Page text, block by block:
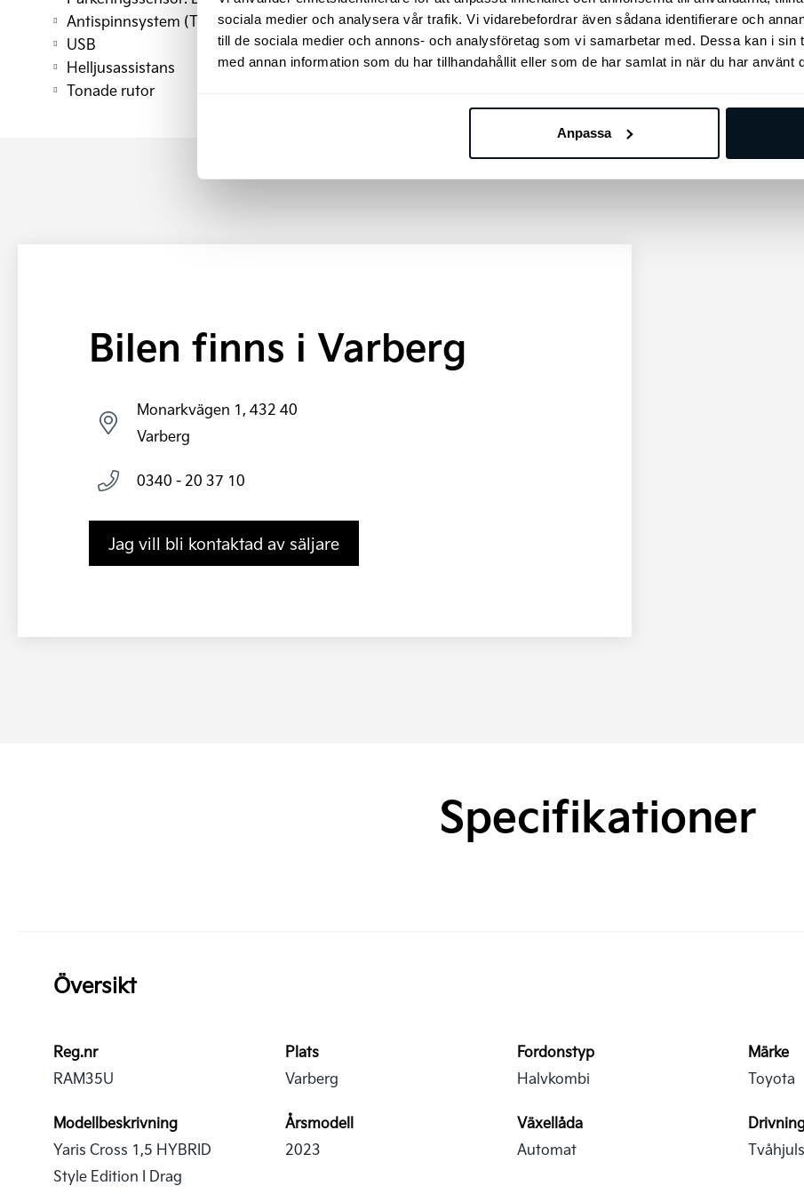
sociala medier och analysera vår trafik. Vi vidarebefordrar även sådana identifierare och
till de sociala medier och annons- och analysföretag som vi samarbetar med. Dessa kan i sin
med annan information som du har tillhandahållit eller som de har samlat in när du har använt
Anpassa
Antispinnsystem (TCS)
Uppvärmd ratt
USB
Keyless Entry
Helljusassistans
Ljudisolerade rutor
Tonade rutor
Bilen finns i Varberg
Monarkvägen 1, 432 40
Varberg
0340 - 20 37 10
Jag vill bli kontaktad av säljare
Specifikationer
Översikt
Reg.nr
RAM35U
Plats
Varberg
Fordonstyp
Halvkombi
Märke
Toyota
Modellbeskrivning
Yaris Cross 1,5 HYBRID
Style Edition I Drag
Årsmodell
2023
Växellåda
Automat